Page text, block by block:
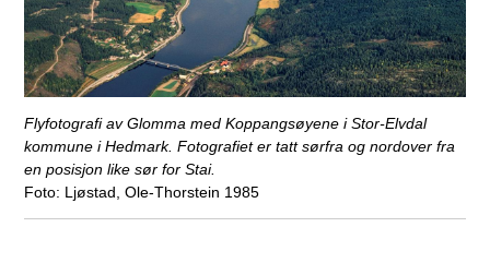
Flyfotografi av Glomma med Koppangsøyene i Stor-Elvdal
kommune i Hedmark. Fotografiet er tatt sørfra og nordover fra
en posisjon like sør for Stai.
Ljøstad, Ole-Thorstein 1985